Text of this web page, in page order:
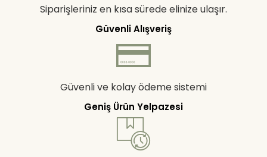
Siparişleriniz en kısa sürede elinize ulaşır.
Güvenli Alışveriş
Güvenli ve kolay ödeme sistemi
Geniş Ürün Yelpazesi